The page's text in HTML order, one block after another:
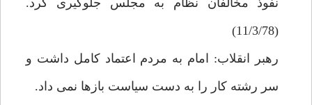
نفوذ مخالفان نظام به مجلس جلوگيرى كرد.
(11/3/78)
رهبر انقلاب: امام به مردم اعتماد كامل داشت و
سر رشته كار را به دست سياست بازها نمى داد.